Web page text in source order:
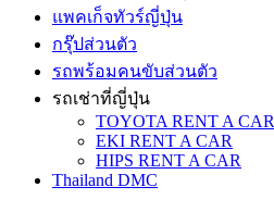
แพคเก็จทัวร์ญี่ปุ่น
กรุ๊ปส่วนตัว
รถพร้อมคนขับส่วนตัว
รถเช่าที่ญี่ปุ่น
TOYOTA RENT A CAR
EKI RENT A CAR
HIPS RENT A CAR
Thailand DMC